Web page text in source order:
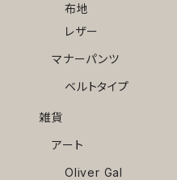
布地
レザー
マナーパンツ
ベルトタイプ
雑貨
アート
Oliver Gal